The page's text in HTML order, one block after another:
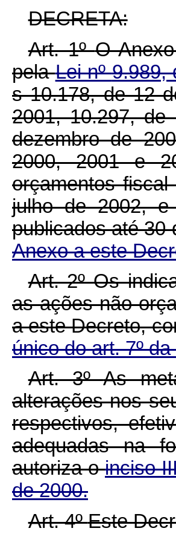
DECRETA:
Art. 1ºO
pelaLei nº9.989,
s 10.178, de 12
2001, 10.297,
dezembro de
2000, 2001 e
orçamentos
julho de 2002, e
publicados até 30
Anexo a este
Art. 2ºOs
as ações não
a este Decreto,
único do art. 7º
Art. 3ºAs
alterações nos
respectivos,
adequadas na
autoriza oinciso
de 2000.
Art. 4ºEste